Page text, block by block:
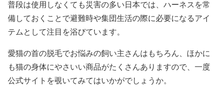
普段は使用しなくても災害の多い日本では、ハーネスを常
備しておくことで避難時や集団生活の際に必要になるアイ
テムとして注目を浴びています。
愛猫の首の脱毛でお悩みの飼い主さんはもちろん、ほかに
も猫の身体にやさいい商品がたくさんありますので、一度
公式サイトを覗いてみてはいかがでしょうか。